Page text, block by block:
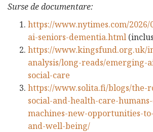
Surse de documentare:
https://www.nytimes.com/
ai-seniors-dementia.html
https://www.kingsfund.org.uk/
analysis/long-reads/emerging-
social-care
https://www.solita.fi/blogs/the-
social-and-health-care-
machines-new-opportunities-
and-well-being/